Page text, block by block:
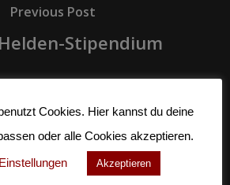
Previous Post
Stipendium
Cookies. Hier kannst du deine
oder alle Cookies akzeptieren.
Akzeptieren